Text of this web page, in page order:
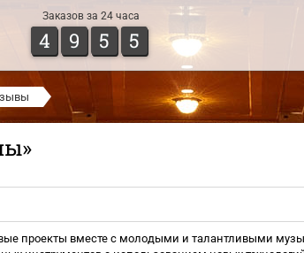
Заказов за 24 часа
4 9 5 5
проекты вместе с молодыми и талантливыми